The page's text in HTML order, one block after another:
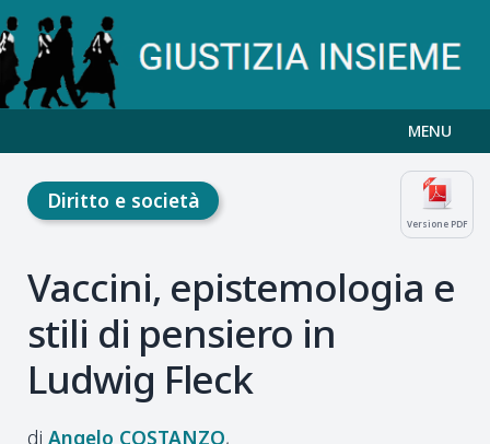
MENU
Versione PDF
Diritto e società
Vaccini, epistemologia e
stili di pensiero in
Ludwig Fleck
Angelo COSTANZO